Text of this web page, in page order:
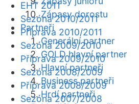
Zápasy dorostu
Partneři
Generální partner
GOLD hlavní partner
Hlavní partneři
Business partneři
Hrdí partneři
EHT 2011
Sezóna 2010/2011
Příprava 2010/2011
Sezóna 2009/2010
Příprava 2009/2010
Sezóna 2008/2009
Příprava 2008/2009
Sezóna 2007/2008